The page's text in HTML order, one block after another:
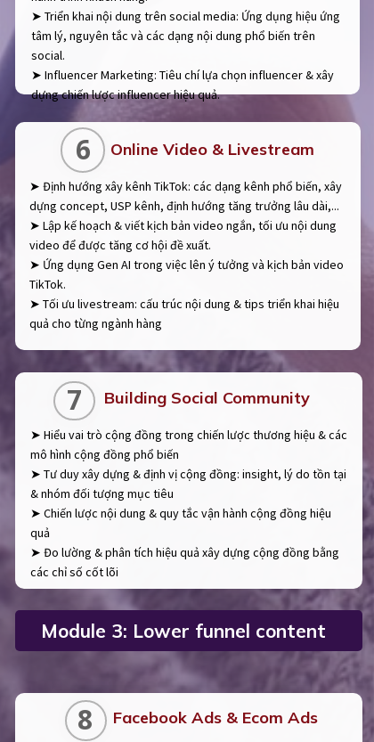
Building Social Community
➤ Hiểu vai trò cộng đồng trong chiến lược thương hiệu & các
mô hình cộng đồng phổ biến
➤ Tư duy xây dựng & định vị cộng đồng: insight, lý do tồn tại
& nhóm đối tượng mục tiêu
➤ Chiến lược nội dung & quy tắc vận hành cộng đồng hiệu
quả
➤ Đo lường & phân tích hiệu quả xây dựng cộng đồng bằng
các chỉ số cốt lõi
7
➤ Triển khai nội dung trên social media: Ứng dụng hiệu ứng
tâm lý, nguyên tắc và các dạng nội dung phổ biến trên
social.
➤ Influencer Marketing: Tiêu chí lựa chọn influencer & xây
dựng chiến lược influencer hiệu quả.
Online Video & Livestream
➤ Định hướng xây kênh TikTok: các dạng kênh phổ biến, xây
dựng concept, USP kênh, định hướng tăng trưởng lâu dài,...
➤ Lập kế hoạch & viết kịch bản video ngắn, tối ưu nội dung
video để được tăng cơ hội đề xuất.
➤ Ứng dụng Gen AI trong việc lên ý tưởng và kịch bản video
TikTok.
➤ Tối ưu livestream: cấu trúc nội dung & tips triển khai hiệu
quả cho từng ngành hàng
6
Facebook Ads & Ecom Ads
8
Module 3: Lower funnel content